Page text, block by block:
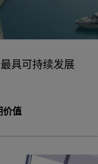
具可持续发展
价值